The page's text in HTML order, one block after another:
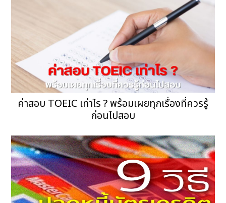
ค่าสอบ TOEIC เท่าไร ? พร้อมเผยทุกเรื่องที่ควรรู้
ก่อนไปสอบ